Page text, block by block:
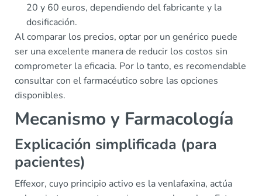
20 y 60 euros, dependiendo del fabricante y la
dosificación.
Al comparar los precios, optar por un genérico puede
ser una excelente manera de reducir los costos sin
comprometer la eficacia. Por lo tanto, es recomendable
consultar con el farmacéutico sobre las opciones
disponibles.
Mecanismo y Farmacología
Explicación simplificada (para
pacientes)
Effexor, cuyo principio activo es la venlafaxina, actúa